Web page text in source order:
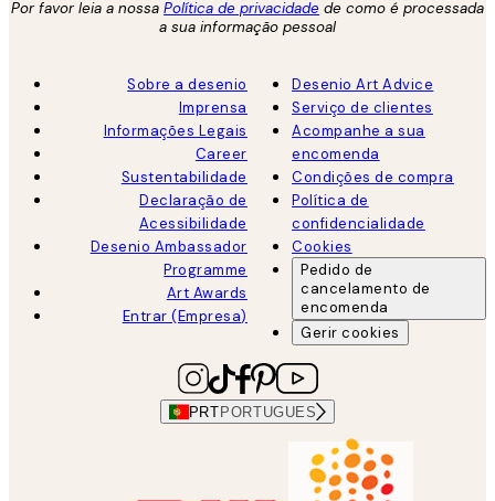
Por favor leia a nossa Política de privacidade de como é processada
a sua informação pessoal
Sobre a desenio
Imprensa
Informações Legais
Career
Sustentabilidade
Declaração de
Acessibilidade
Desenio Ambassador
Programme
Art Awards
Entrar (Empresa)
Desenio Art Advice
Serviço de clientes
Acompanhe a sua
encomenda
Condições de compra
Política de
confidencialidade
Cookies
Pedido de
cancelamento de
encomenda
Gerir cookies
PRT PORTUGUES